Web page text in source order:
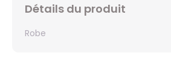
Détails du produit
Robe